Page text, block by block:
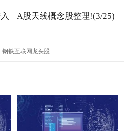
A股天线概念股整理!(3/25)
钢铁互联网龙头股